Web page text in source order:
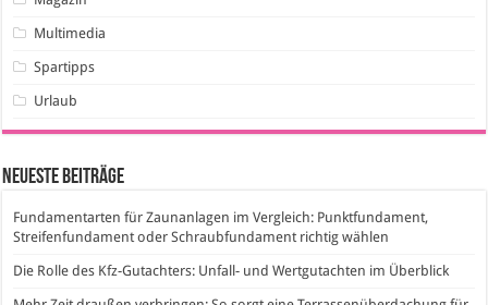
Multimedia
Spartipps
Urlaub
Neueste Beiträge
Fundamentarten für Zaunanlagen im Vergleich: Punktfundament,
Streifenfundament oder Schraubfundament richtig wählen
Die Rolle des Kfz-Gutachters: Unfall- und Wertgutachten im Überblick